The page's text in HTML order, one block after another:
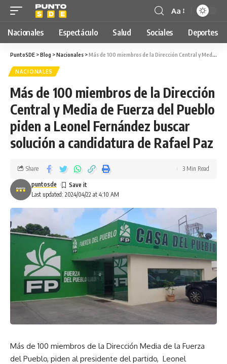
Aa
Nacionales Espectáculo Salud Sociales Deportes
PuntoSDE >Blog >Nacionales >Más de 100 miembros de la Dirección Central y Media de Fuerza del Pueblo piden a Leonel Fernández buscar solución a candidatura de Rafael Paz
NACIONALES
Más de 100 miembros de la Dirección
Central y Media de Fuerza del Pueblo
piden a Leonel Fernández buscar
solución a candidatura de Rafael Paz
Last updated: 2024/04/22 at 4:10 AM
puntosde
Share 3 Min Read
Más de 100 miembros de la Dirección Media de la Fuerza
del Pueblo, piden al presidente del partido, Leonel